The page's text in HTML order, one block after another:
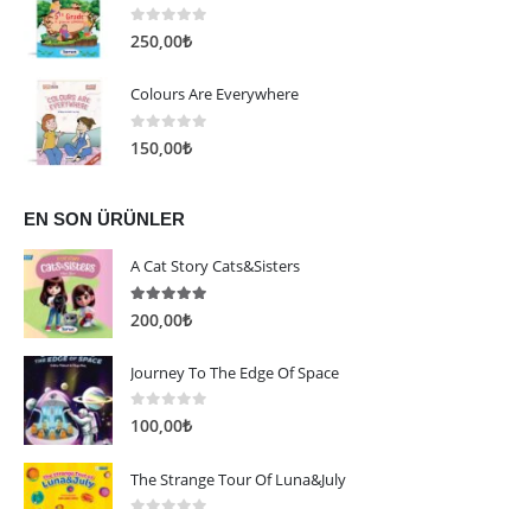
5 üzerinden
250,00₺
Colours Are Everywhere
5 üzerinden
150,00₺
EN SON ÜRÜNLER
A Cat Story Cats&Sisters
5 üzerinden
200,00₺
Journey To The Edge Of Space
0 5 üzerinden
100,00₺
The Strange Tour Of Luna&July